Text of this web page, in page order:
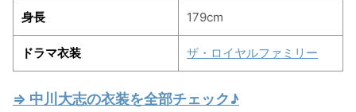
身長 179cm
ドラマ衣装 ザ・ロイヤルファミリー
⇒ 中川大志の衣装を全部チェック♪